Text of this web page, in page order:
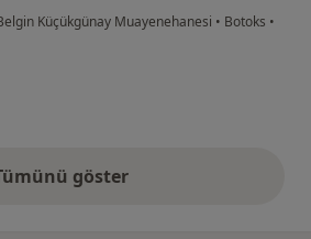
Küçükgünay Muayenehanesi • Botoks •
göster
yukarıdaki görüşler